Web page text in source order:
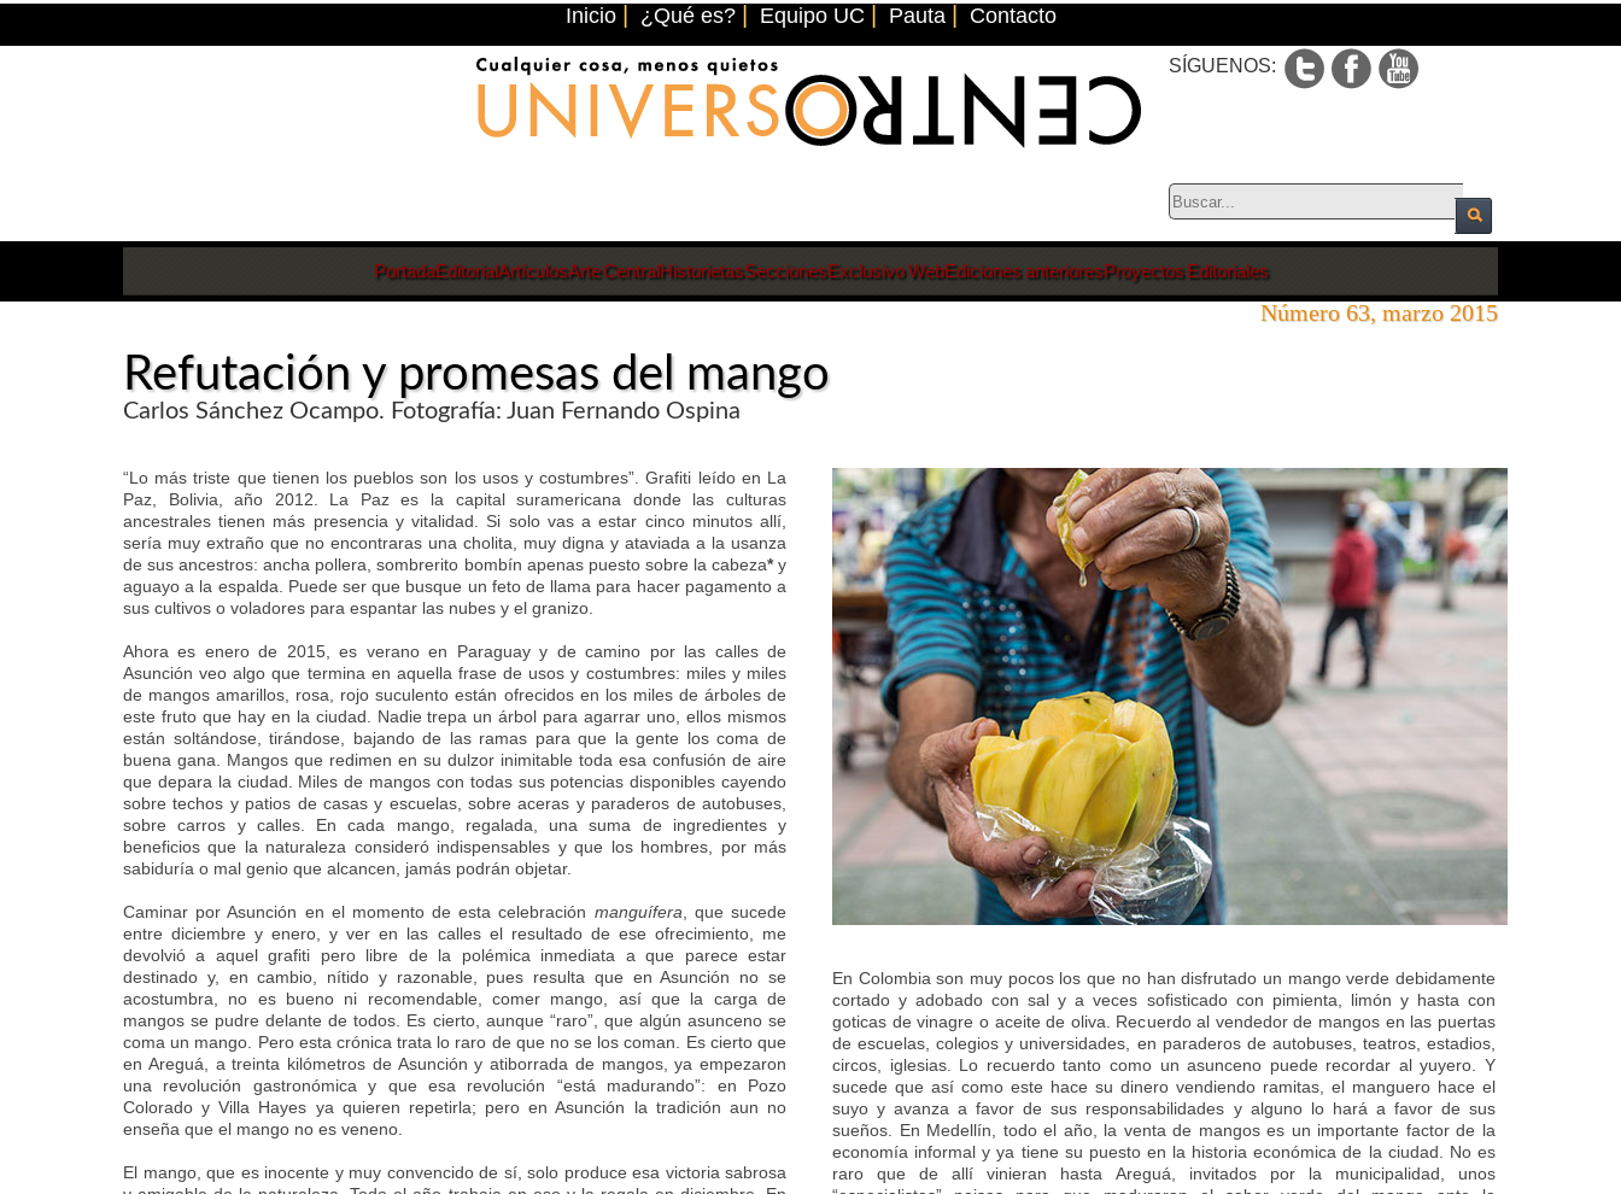
Inicio ¿Qué es? Equipo UC Pauta Contacto
SÍGUENOS:
PortadaEditorialArtículosArte CentralHistorietasSeccionesExclusivo WebEdiciones anterioresProyectos Editoriales
Número 63, marzo 2015
Refutación y promesas del mango
Carlos Sánchez Ocampo. Fotografía: Juan Fernando Ospina
“Lo más triste que tienen los pueblos son los usos y costumbres”. Grafiti leído en La
Paz, Bolivia, año 2012. La Paz es la capital suramericana donde las culturas
ancestrales tienen más presencia y vitalidad. Si solo vas a estar cinco minutos allí,
sería muy extraño que no encontraras una cholita, muy digna y ataviada a la usanza
de sus ancestros: ancha pollera, sombrerito bombín apenas puesto sobre la cabeza*y
aguayo a la espalda. Puede ser que busque un feto de llama para hacer pagamento a
sus cultivos o voladores para espantar las nubes y el granizo.
Ahora es enero de 2015, es verano en Paraguay y de camino por las calles de
Asunción veo algo que termina en aquella frase de usos y costumbres: miles y miles
de mangos amarillos, rosa, rojo suculento están ofrecidos en los miles de árboles de
este fruto que hay en la ciudad. Nadie trepa un árbol para agarrar uno, ellos mismos
están soltándose, tirándose, bajando de las ramas para que la gente los coma de
buena gana. Mangos que redimen en su dulzor inimitable toda esa confusión de aire
que depara la ciudad. Miles de mangos con todas sus potencias disponibles cayendo
sobre techos y patios de casas y escuelas, sobre aceras y paraderos de autobuses,
sobre carros y calles. En cada mango, regalada, una suma de ingredientes y
beneficios que la naturaleza consideró indispensables y que los hombres, por más
sabiduría o mal genio que alcancen, jamás podrán objetar.
Caminar por Asunción en el momento de esta celebración manguífera , que sucede
entre diciembre y enero, y ver en las calles el resultado de ese ofrecimiento, me
devolvió a aquel grafiti pero libre de la polémica inmediata a que parece estar
destinado y, en cambio, nítido y razonable, pues resulta que en Asunción no se
acostumbra, no es bueno ni recomendable, comer mango, así que la carga de
mangos se pudre delante de todos. Es cierto, aunque “raro”, que algún asunceno se
coma un mango. Pero esta crónica trata lo raro de que no se los coman. Es cierto que
en Areguá, a treinta kilómetros de Asunción y atiborrada de mangos, ya empezaron
una revolución gastronómica y que esa revolución “está madurando”: en Pozo
Colorado y Villa Hayes ya quieren repetirla; pero en Asunción la tradición aun no
enseña que el mango no es veneno.
El mango, que es inocente y muy convencido de sí, solo produce esa victoria sabrosa
En Colombia son muy pocos los que no han disfrutado un mango verde debidamente
cortado y adobado con sal y a veces sofisticado con pimienta, limón y hasta con
goticas de vinagre o aceite de oliva. Recuerdo al vendedor de mangos en las puertas
de escuelas, colegios y universidades, en paraderos de autobuses, teatros, estadios,
circos, iglesias. Lo recuerdo tanto como un asunceno puede recordar al yuyero. Y
sucede que así como este hace su dinero vendiendo ramitas, el manguero hace el
suyo y avanza a favor de sus responsabilidades y alguno lo hará a favor de sus
sueños. En Medellín, todo el año, la venta de mangos es un importante factor de la
economía informal y ya tiene su puesto en la historia económica de la ciudad. No es
raro que de allí vinieran hasta Areguá, invitados por la municipalidad, unos